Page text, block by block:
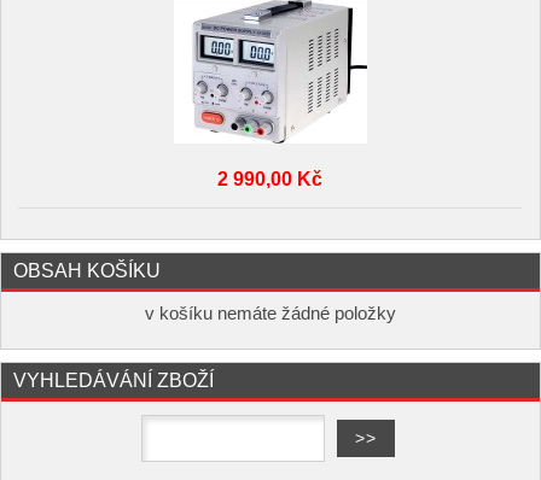
2 990,00 Kč
OBSAH KOŠÍKU
v košíku nemáte žádné položky
VYHLEDÁVÁNÍ ZBOŽÍ